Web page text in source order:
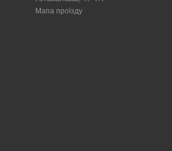
Мапа проїзду